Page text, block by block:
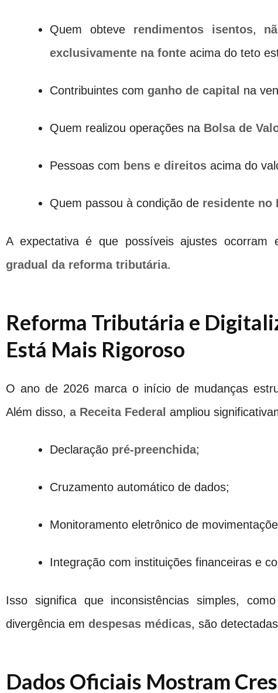
Quem obteve rendimentos isentos,
exclusivamente na fonte acima do teto
Contribuintes com ganho de capital na
Quem realizou operações na Bolsa de
Pessoas com bens e direitos acima do
Quem passou à condição de residente no
A expectativa é que possíveis ajustes ocorram
gradual da reforma tributária.
Reforma Tributária e
Está Mais Rigoroso
O ano de 2026 marca o início de mudanças
Além disso, a Receita Federal ampliou
Declaração pré-preenchida;
Cruzamento automático de dados;
Monitoramento eletrônico de
Integração com instituições financeiras e
Isso significa que inconsistências simples,
divergência em despesas médicas, são
Dados Oficiais Mostram